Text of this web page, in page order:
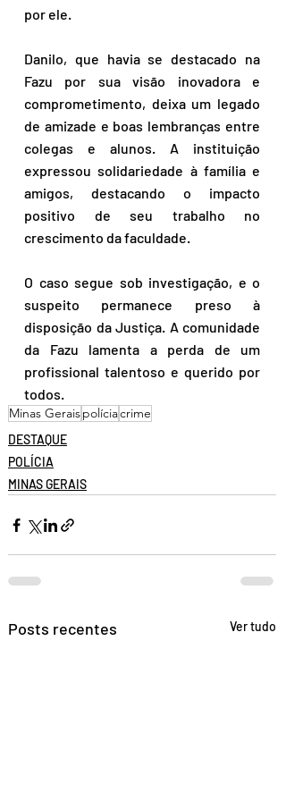
por ele.
Danilo, que havia se destacado na
Fazu por sua visão inovadora e
comprometimento, deixa um legado
de amizade e boas lembranças entre
colegas e alunos. A instituição
expressou solidariedade à família e
amigos, destacando o impacto
positivo de seu trabalho no
crescimento da faculdade.
O caso segue sob investigação, e o
suspeito permanece preso à
disposição da Justiça. A comunidade
da Fazu lamenta a perda de um
profissional talentoso e querido por
todos.
Minas Geraispolíciacrime
DESTAQUE
POLÍCIA
MINAS GERAIS
Posts recentes Ver tudo